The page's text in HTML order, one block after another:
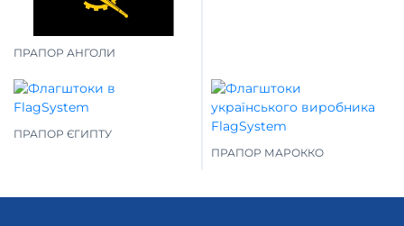
ПРАПОР АНГОЛИ
ПРАПОР ЄГИПТУ
ПРАПОР МАРОККО